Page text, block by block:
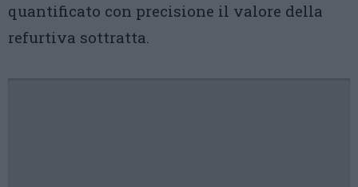
quantificato con precisione il valore della
refurtiva sottratta.